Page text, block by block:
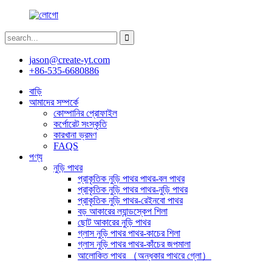
jason@create-yt.com
+86-535-6680886
বাড়ি
আমাদের সম্পর্কে
কোম্পানির প্রোফাইল
কর্পোরেট সংস্কৃতি
কারখানা ভ্রমণ
FAQS
পণ্য
নুড়ি পাথর
প্রাকৃতিক নুড়ি পাথর পাথর-বল পাথর
প্রাকৃতিক নুড়ি পাথর পাথর-নুড়ি পাথর
প্রাকৃতিক নুড়ি পাথর-রেইনবো পাথর
বড় আকারের ল্যান্ডস্কেপ শিলা
ছোট আকারের নুড়ি পাথর
গ্লাস নুড়ি পাথর পাথর-কাচের শিলা
গ্লাস নুড়ি পাথর পাথর-কাঁচের জপমালা
আলোকিত পাথর （অন্ধকার পাথরে গ্লো）